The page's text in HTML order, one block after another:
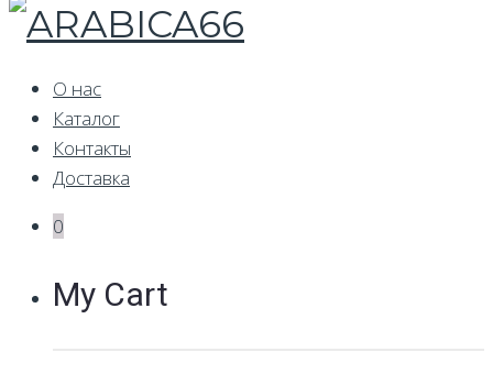
О нас
Каталог
Контакты
Доставка
0
My Cart